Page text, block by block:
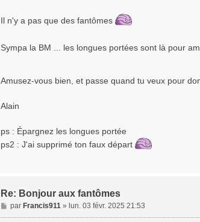
g
Il n'y a pas que des fantômes
Sympa la BM ... les longues portées sont là pour
Amusez-vous bien, et passe quand tu veux pour
Alain
ps : Épargnez les longues portée
ps2 : J'ai supprimé ton faux départ
Re: Bonjour aux fantômes
M
e
par Francis911» lun. 03 févr. 2025 21:53